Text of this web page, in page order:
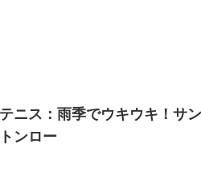
ニス：雨季でウキウキ！サ
ンロー